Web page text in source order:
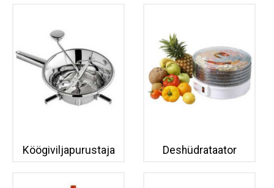
Köögiviljapurustaja Deshüdrataator